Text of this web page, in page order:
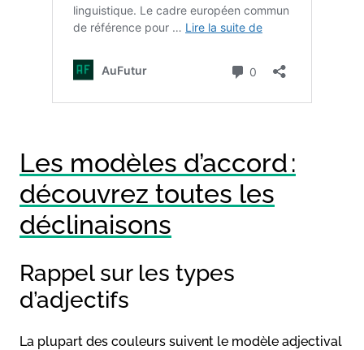
Les modèles d’accord :
découvrez toutes les
déclinaisons
Rappel sur les types
d’adjectifs
La plupart des couleurs suivent le modèle adjectival